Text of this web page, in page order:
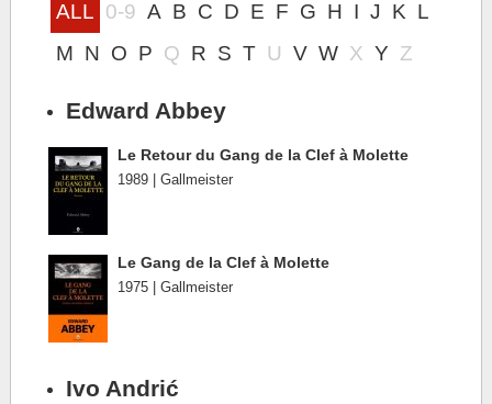
ALL 0-9 A B C D E F G H I J K L
M N O P Q R S T U V W X Y Z
Edward Abbey
Le Retour du Gang de la Clef à Molette
1989 | Gallmeister
Le Gang de la Clef à Molette
1975 | Gallmeister
Ivo Andrić